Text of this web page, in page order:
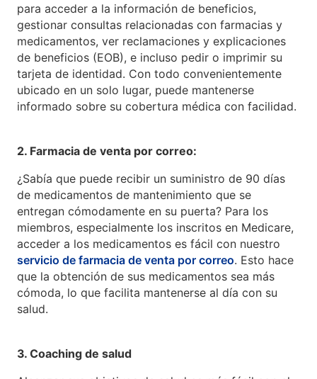
para acceder a la información de beneficios,
gestionar consultas relacionadas con farmacias y
medicamentos, ver reclamaciones y explicaciones
de beneficios (EOB), e incluso pedir o imprimir su
tarjeta de identidad. Con todo convenientemente
ubicado en un solo lugar, puede mantenerse
informado sobre su cobertura médica con facilidad.
2. Farmacia de venta por correo:
¿Sabía que puede recibir un suministro de 90 días
de medicamentos de mantenimiento que se
entregan cómodamente en su puerta? Para los
miembros, especialmente los inscritos en Medicare,
acceder a los medicamentos es fácil con nuestro
servicio de farmacia de venta por correo. Esto hace
que la obtención de sus medicamentos sea más
cómoda, lo que facilita mantenerse al día con su
salud.
3. Coaching de salud